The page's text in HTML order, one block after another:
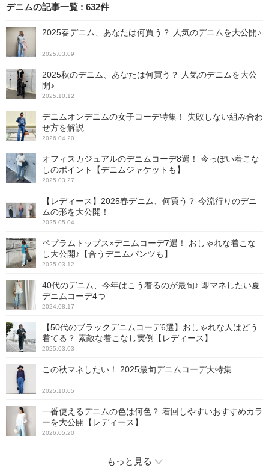
デニムの記事一覧 : 632件
2025春デニム、あなたは何買う？ 人気のデニムを大公開♪
2025.03.09
2025秋のデニム、あなたは何買う？ 人気のデニムを大公
開♪
2025.10.12
デニムオンデニムの女子コーデ特集！ 失敗しない組み合わ
せ方を解説
2026.04.20
オフィスカジュアルのデニムコーデ8選！ 今っぽい着こな
しのポイント【デニムジャケットも】
2025.03.27
【レディース】2025春デニム、何買う？ 今流行りのデニ
ムの形を大公開！
2025.05.04
ペプラムトップス×デニムコーデ7選！ おしゃれな着こな
し大公開♪【合うデニムパンツも】
2025.03.12
40代のデニム、今年はこう着るのが最旬♪ 即マネしたい夏
デニムコーデ4つ
2024.08.17
【50代のブラックデニムコーデ6選】おしゃれな人はどう
着てる？ 素敵な着こなし実例【レディース】
2025.03.03
この秋マネしたい！ 2025最旬デニムコーデ大特集
2025.10.05
一番使えるデニムの色は何色？ 着回しやすいおすすめカラ
ーを大公開【レディース】
2026.05.20
もっと見る